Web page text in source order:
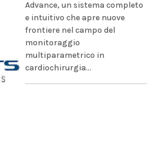
Advance, un sistema completo
e intuitivo che apre nuove
frontiere nel campo del
monitoraggio
multiparametrico in
cardiochirurgia...